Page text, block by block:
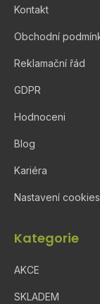
Kontakt
Obchodní
Reklamační řád
GDPR
Hodnoceni
Blog
Kariéra
Nastavení cookies
Kategorie
AKCE
SKLADEM